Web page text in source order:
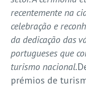
recentemente na
celebração e
da dedicação das
portugueses que
turismo nacional.
prémios de